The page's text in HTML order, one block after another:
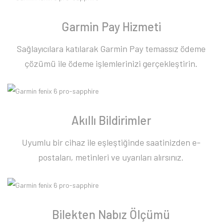
Garmin Pay Hizmeti
Sağlayıcılara katılarak Garmin Pay temassız ödeme
çözümü ile ödeme işlemlerinizi gerçekleştirin.
Akıllı Bildirimler
Uyumlu bir cihaz ile eşleştiğinde saatinizden e-
postaları, metinleri ve uyarıları alırsınız.
Bilekten Nabız Ölçümü